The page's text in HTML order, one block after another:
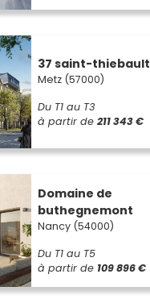
37 saint-thiebault
Metz (57000)
Du T1 au T3
à partir de 211 343 €
Domaine de
buthegnemont
Nancy (54000)
Du T1 au T5
à partir de 109 896 €